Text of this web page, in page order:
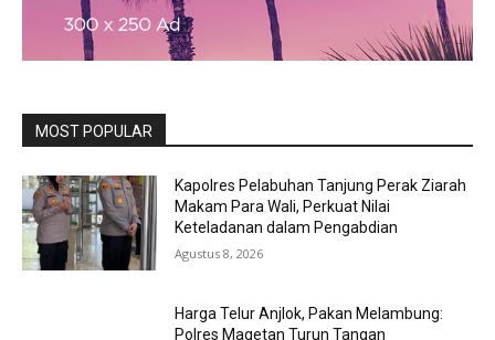
MOST POPULAR
Kapolres Pelabuhan Tanjung Perak Ziarah
Makam Para Wali, Perkuat Nilai
Keteladanan dalam Pengabdian
Agustus 8, 2026
Harga Telur Anjlok, Pakan Melambung:
Polres Magetan Turun Tangan